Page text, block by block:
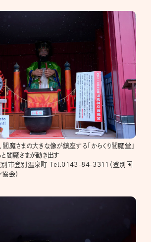
魔さまの大きな像が鎮座する「からくり閻魔堂」
閻魔さまが動き出す
別市登別温泉町 Tel.0143-84-3311（登別国
会）